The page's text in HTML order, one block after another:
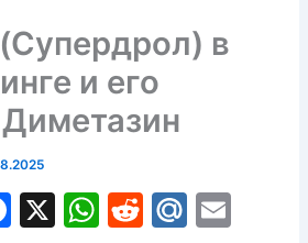
в
и его
F
X
W R
M